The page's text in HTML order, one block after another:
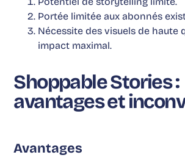
Portée limitée aux abonnés
Nécessite des visuels de haute
impact maximal.
Shoppable Stories :
avantages et
Avantages